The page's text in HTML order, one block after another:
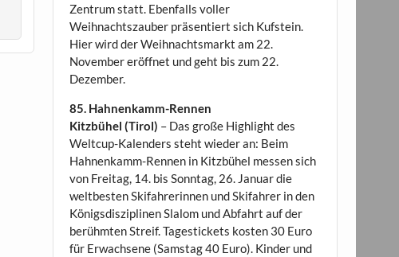
Zentrum statt. Ebenfalls voller
Weihnachtszauber präsentiert sich Kufstein.
Hier wird der Weihnachtsmarkt am 22.
November eröffnet und geht bis zum 22.
Dezember.
85. Hahnenkamm-Rennen
Kitzbühel (Tirol) – Das große Highlight des
Weltcup-Kalenders steht wieder an: Beim
Hahnenkamm-Rennen in Kitzbühel messen sich
von Freitag, 14. bis Sonntag, 26. Januar die
weltbesten Skifahrerinnen und Skifahrer in den
Königsdisziplinen Slalom und Abfahrt auf der
berühmten Streif. Tagestickets kosten 30 Euro
für Erwachsene (Samstag 40 Euro). Kinder und